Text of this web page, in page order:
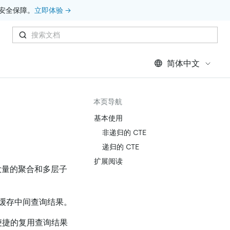
保障。 立即体验 →
简体中文
的聚合和多层子
存中间查询结果。
的复用查询结果
本页导航
基本使用
非递归的 CTE
递归的 CTE
扩展阅读